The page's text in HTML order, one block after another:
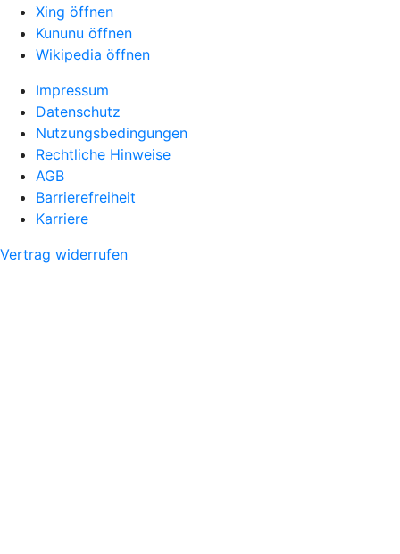
Xing öffnen
Kununu öffnen
Wikipedia öffnen
Impressum
Datenschutz
Nutzungsbedingungen
Rechtliche Hinweise
AGB
Barrierefreiheit
Karriere
Vertrag widerrufen